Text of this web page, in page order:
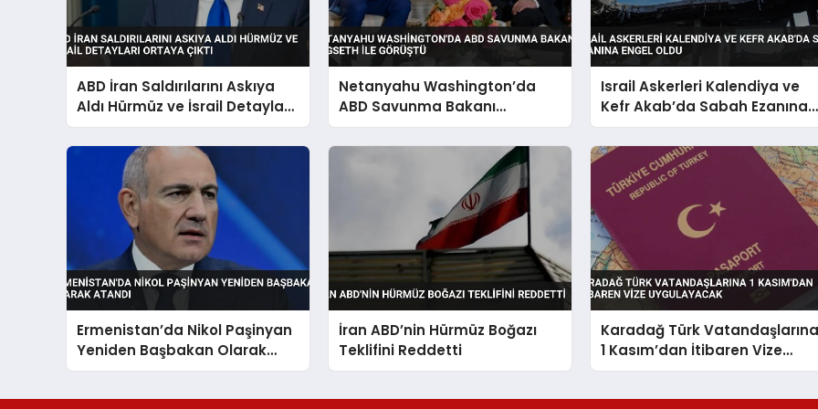
ABD İran Saldırılarını Askıya
Aldı Hürmüz ve İsrail Detayları
Ortaya Çıktı
Netanyahu Washington’da
ABD Savunma Bakanı
Hegseth ile Görüştü
Israil Askerleri Kalendiya ve
Kefr Akab’da Sabah Ezanına
Engel Oldu
Ermenistan’da Nikol Paşinyan
Yeniden Başbakan Olarak
Atandı
İran ABD’nin Hürmüz Boğazı
Teklifini Reddetti
Karadağ Türk
1 Kasım’dan İtibaren Vize
Uygulayacak